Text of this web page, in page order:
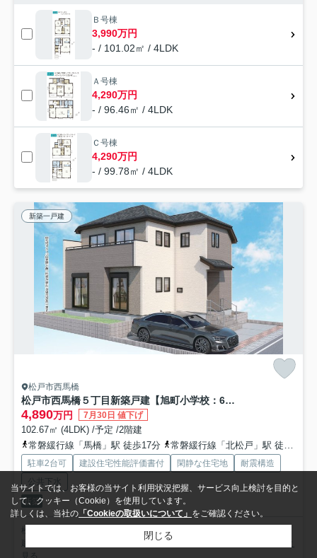
Ｂ号棟
3,990万円
- / 101.02㎡ / 4LDK
Ａ号棟
4,290万円
- / 96.46㎡ / 4LDK
Ｃ号棟
4,290万円
- / 99.78㎡ / 4LDK
新築一戸建
松戸市西馬橋
松戸市西馬橋５丁目新築戸建【旭町小学校：6分】
4,890万円 7月30日 値下げ
102.67㎡ (4LDK) /予定 /2階建
常磐緩行線「馬橋」駅 徒歩17分
常磐緩行線「北松戸」駅 徒歩29分
駐車2台可 建設住宅性能評価書付 閑静な住宅地
耐震構造
公共下水
新築
松戸市エリアでの住まいなら住み心地も快適な「西馬橋５丁目新築戸
建」はいかがでしょうか。こちらの物件は南向きです。24時間...
見る
当サイトでは、お客様の当サイト利用状況把握、サービス向上検討を目的と
して、クッキー（Cookie）を使用しています。
詳しくは、当社の 「Cookieの取扱いについて」 をご確認ください。
閉じる